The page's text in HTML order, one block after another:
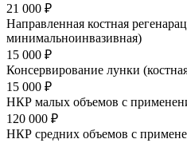
21 000 ₽
Направленная костная
минимальноинвазивная)
15 000 ₽
Консервирование лунки
15 000 ₽
НКР малых объемов с
120 000 ₽
НКР средних объемов с